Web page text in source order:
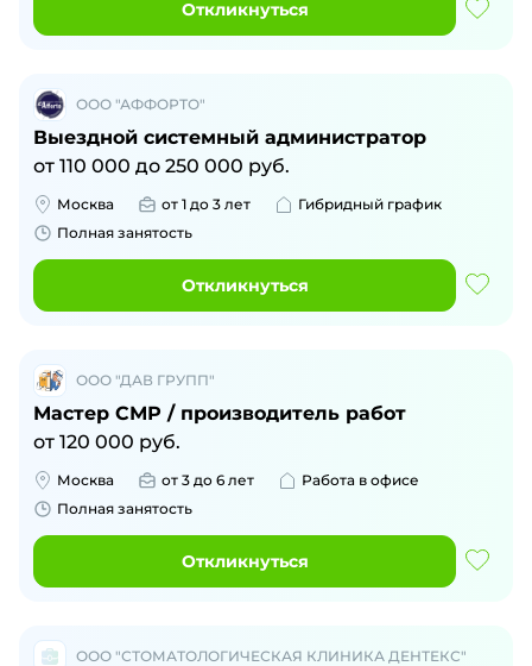
Откликнуться
ООО "АФФОРТО"
Выездной системный администратор
от 110 000 до 250 000 руб.
Москва от 1 до 3 лет
Гибридный график
Полная занятость
Откликнуться
ООО "ДАВ ГРУПП"
Мастер СМР / производитель работ
от 120 000 руб.
Москва от 3 до 6 лет
Работа в офисе
Полная занятость
Откликнуться
ООО "СТОМАТОЛОГИЧЕСКАЯ КЛИНИКА ДЕНТЕКС"